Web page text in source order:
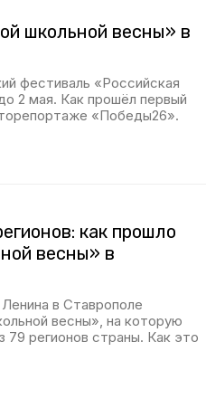
школьной весны» в
фестиваль «Российская
2 мая. Как прошёл первый
«Победы26».
как прошло
весны» в
в Ставрополе
весны», на которую
79 регионов страны. Как это